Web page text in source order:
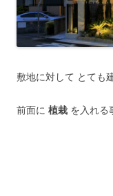
敷地に対して とても
前面に 植栽 を入れる